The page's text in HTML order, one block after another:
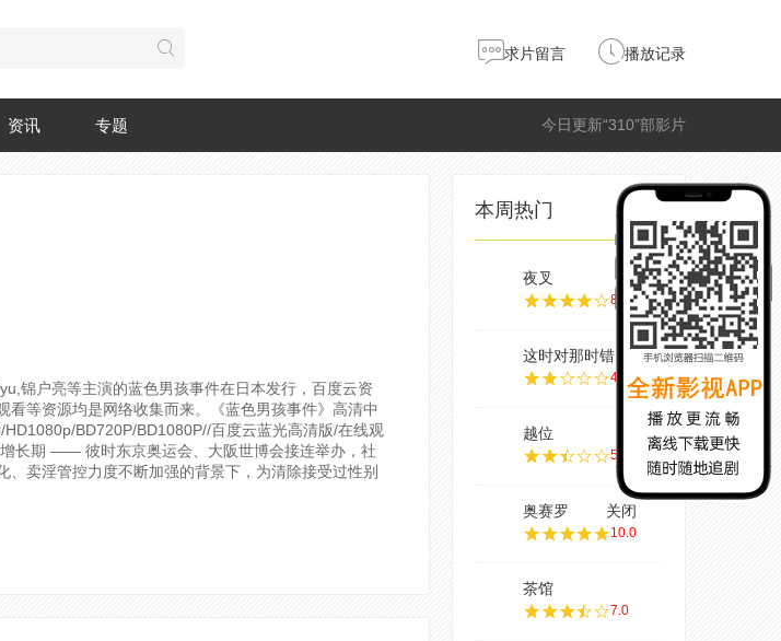
求片留言 播放记录
今日更新“310”部影片
资讯 专题
锦户亮等主演的蓝色男孩事件在日本发行，百度云资
等资源均是网络收集而来。《蓝色男孩事件》高清中
BD720P/BD1080P//百度云蓝光高清版/在线观
期 —— 彼时东京奥运会、大阪世博会接连举办，社
卖淫管控力度不断加强的背景下，为清除接受过性别
本周热门
夜叉
8.0
这时对那时错
4.0
越位
5.0
奥赛罗
10.0
茶馆
7.0
关闭